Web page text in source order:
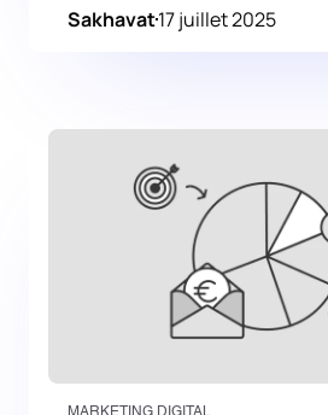
Sakhavat17 juillet 2025